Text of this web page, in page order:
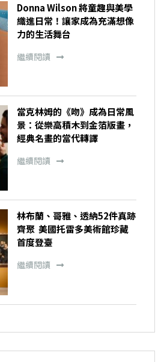
Donna Wilson 將童趣與美學
織進日常！讓家成為充滿想像
力的生活舞台
繼續閱讀
當克林姆的《吻》成為日常風
景：從樂高積木到金箔版畫，
經典名畫的當代轉譯
繼續閱讀
林布蘭、哥雅、透納52件真跡
齊聚 美國托雷多美術館珍藏
首度登臺
繼續閱讀